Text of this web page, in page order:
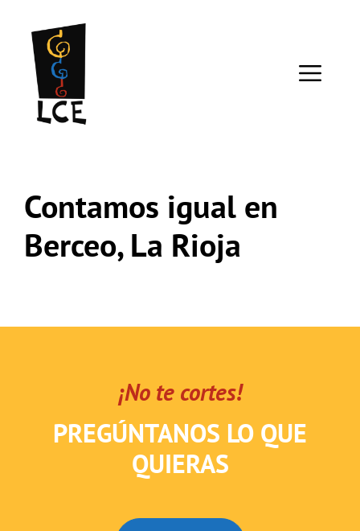
contenido
Contamos igual en
Berceo, La Rioja
¡No te cortes!
PREGÚNTANOS LO QUE
QUIERAS